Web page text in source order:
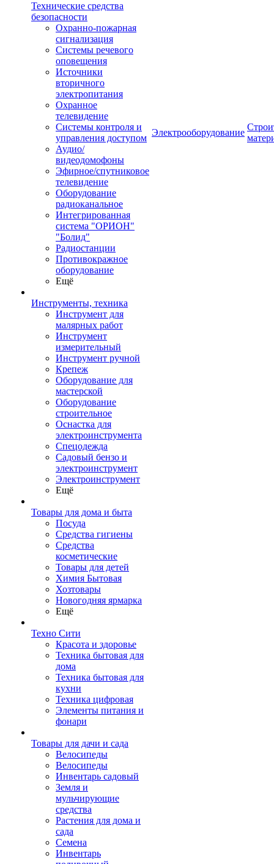
Технические средства
безопасности
Охранно-пожарная
сигнализация
Системы речевого
оповещения
Источники
вторичного
электропитания
Охранное
телевидение
Системы контроля и
управления доступом
Аудио/
видеодомофоны
Эфирное/спутниковое
телевидение
Оборудование
радиоканальное
Интегрированная
система "ОРИОН"
"Болид"
Радиостанции
Противокражное
оборудование
Ещё
Инструменты, техника
Инструмент для
малярных работ
Инструмент
измерительный
Инструмент ручной
Крепеж
Оборудование для
мастерской
Оборудование
строительное
Оснастка для
электроинструмента
Спецодежда
Садовый бензо и
электроинструмент
Электроинструмент
Ещё
Товары для дома и быта
Посуда
Средства гигиены
Средства
косметические
Товары для детей
Химия Бытовая
Хозтовары
Новогодняя ярмарка
Ещё
Техно Сити
Красота и здоровье
Техника бытовая для
дома
Техника бытовая для
кухни
Техника цифровая
Элементы питания и
фонари
Товары для дачи и сада
Велосипеды
Велосипеды
Инвентарь садовый
Земля и
мульчирующие
средства
Растения для дома и
сада
Семена
Инвентарь
Электрооборудование